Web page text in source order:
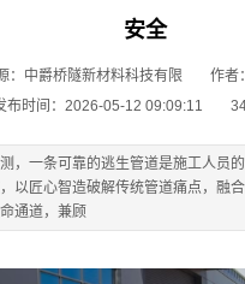
安全
：中爵桥隧新材料科技有限
作者
布时间：2026-05-12 09:09:11
，一条可靠的逃生管道是施工人员
以匠心智造破解传统管道痛点，融
通道，兼顾